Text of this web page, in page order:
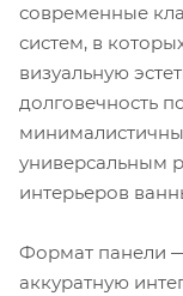
современные
систем, в
визуальную
долговечность
универсальным
интерьеров
Формат панели
аккуратную